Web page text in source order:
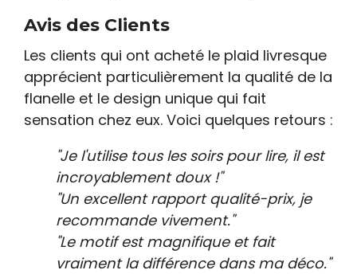
Avis des Clients
Les clients qui ont acheté le plaid livresque
apprécient particulièrement la qualité de la
flanelle et le design unique qui fait
sensation chez eux. Voici quelques retours :
"Je l'utilise tous les soirs pour lire, il est
incroyablement doux !"
"Un excellent rapport qualité-prix, je
recommande vivement."
"Le motif est magnifique et fait
vraiment la différence dans ma déco."